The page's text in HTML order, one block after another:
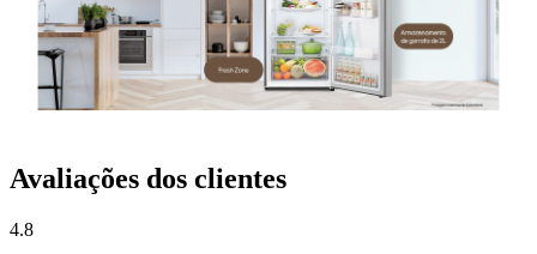
Avaliações dos clientes
4.8